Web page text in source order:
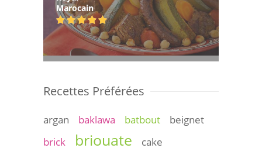
Marocain
Recettes Préférées
argan baklawa batbout
beignet
brick
briouate
cake